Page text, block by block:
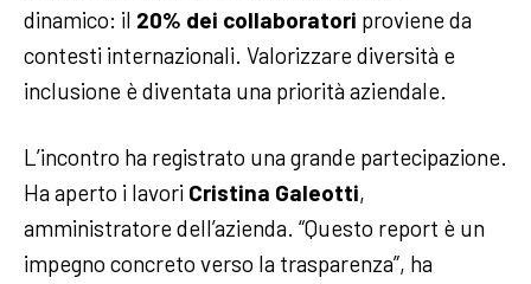
dinamico: il 20% dei collaboratori proviene da
contesti internazionali. Valorizzare diversità e
inclusione è diventata una priorità aziendale.
L’incontro ha registrato una grande partecipazione.
Ha aperto i lavori Cristina Galeotti,
amministratore dell’azienda. “Questo report è un
impegno concreto verso la trasparenza”, ha